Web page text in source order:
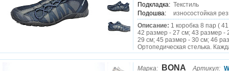
Подкладка: Текстиль
Подошва:
износостойкая
Описание: 1 коробка 8 пар (
42 размер - 27 см; 43 размер -
29 см; 45 размер - 30 см; 46
Ортопедическая стелька.
Марка: BONA Артикул: